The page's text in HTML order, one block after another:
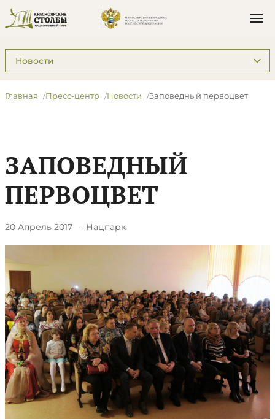
Подразделы: Пресс-центр
Главная Пресс-центр Новости Заповедный первоцвет
ЗАПОВЕДНЫЙ
ПЕРВОЦВЕТ
20 Апрель 2017 · Нацпарк